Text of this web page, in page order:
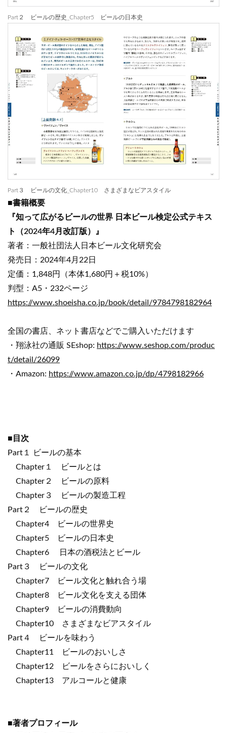
Part２ ビールの歴史_Chapter5 ビールの日本史
Part３ ビールの文化_Chapter10 さまざまなビアスタイル
■書籍概要
『知って広がるビールの世界 日本ビール検定公式テキス
ト（2024年4月改訂版）』
著者：一般社団法人日本ビール文化研究会
発売日：2024年4月22日
定価：1,848円（本体1,680円＋税10%）
判型：A5・232ページ
https://www.shoeisha.co.jp/book/detail/9784798182964
全国の書店、ネット書店などでご購入いただけます
・翔泳社の通販 SEshop: https://www.seshop.com/produc
t/detail/26099
・Amazon: https://www.amazon.co.jp/dp/4798182966
■目次
Part１ ビールの基本
Chapter１ ビールとは
Chapter２ ビールの原料
Chapter３ ビールの製造工程
Part２ ビールの歴史
Chapter4 ビールの世界史
Chapter5 ビールの日本史
Chapter6 日本の酒税法とビール
Part３ ビールの文化
Chapter7 ビール文化と触れ合う場
Chapter8 ビール文化を支える団体
Chapter9 ビールの消費動向
Chapter10 さまざまなビアスタイル
Part４ ビールを味わう
Chapter11 ビールのおいしさ
Chapter12 ビールをさらにおいしく
Chapter13 アルコールと健康
■著者プロフィール